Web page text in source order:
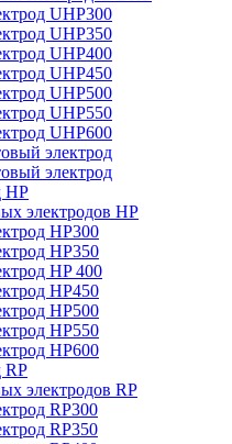
UHP300
UHP350
UHP400
UHP450
UHP500
UHP550
UHP600
электрод
электрод
HP
электродов HP
HP300
HP350
HP 400
HP450
HP500
HP550
HP600
RP
электродов RP
RP300
RP350